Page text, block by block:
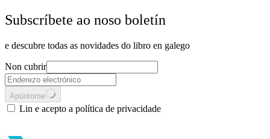
Subscríbete ao noso boletín
e descubre todas as novidades do libro en galego
Non cubrir
Apúntome
Lin e acepto a política de privacidade